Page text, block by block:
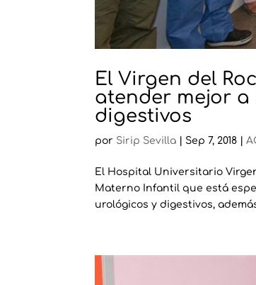
El Virgen del
atender mejor
digestivos
por Sirip Sevilla Sep 7, 2018 |
El Hospital Universitario
Materno Infantil que está
urológicos y digestivos,